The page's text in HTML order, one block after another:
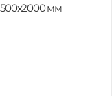
мм